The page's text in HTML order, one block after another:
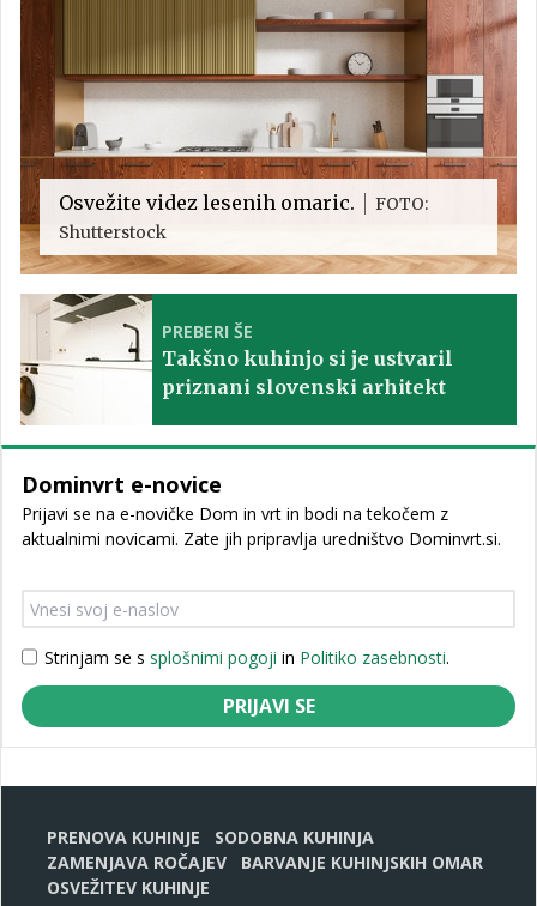
Osvežite videz lesenih omaric.
FOTO:
Shutterstock
PREBERI ŠE
Takšno kuhinjo si je ustvaril
priznani slovenski arhitekt
Dominvrt e-novice
Prijavi se na e-novičke Dom in vrt in bodi na tekočem z
aktualnimi novicami. Zate jih pripravlja uredništvo Dominvrt.si.
Strinjam se s splošnimi pogoji in Politiko zasebnosti.
PRIJAVI SE
PRENOVA KUHINJE
SODOBNA KUHINJA
ZAMENJAVA ROČAJEV
BARVANJE KUHINJSKIH OMAR
OSVEŽITEV KUHINJE